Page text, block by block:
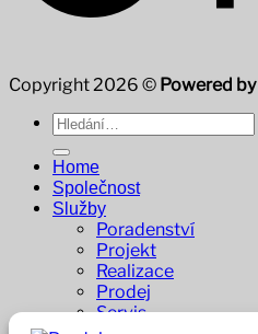
Copyright 2026 © Powered by
Hledat:
Home
Společnost
Služby
Poradenství
Projekt
Realizace
Prodej
Servis